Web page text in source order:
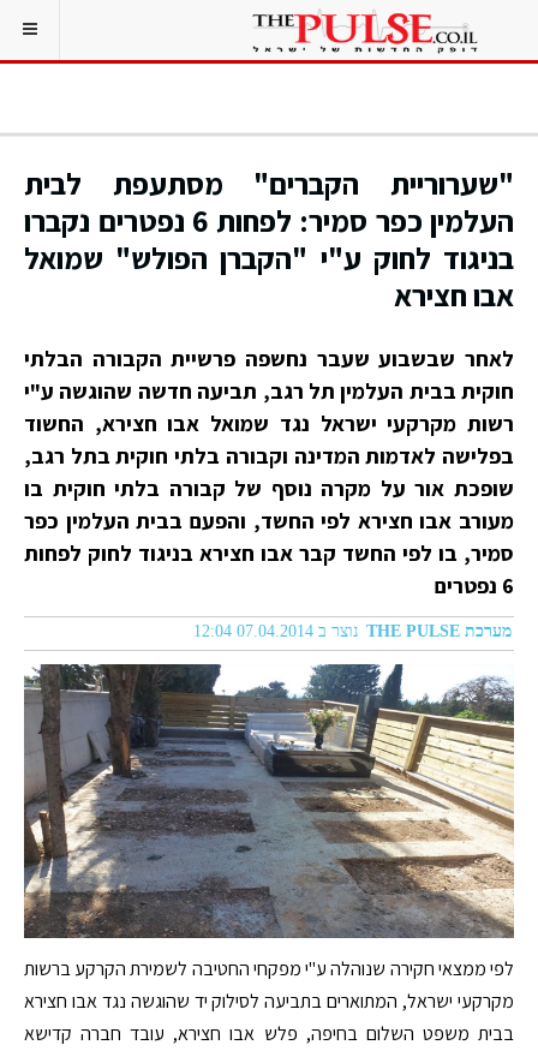
"שערוריית הקברים" מסתעפת לבית
העלמין כפר סמיר: לפחות 6 נפטרים נקברו
בניגוד לחוק ע"י "הקברן הפולש" שמואל
אבו חצירא
לאחר שבשבוע שעבר נחשפה פרשיית הקבורה הבלתי
חוקית בבית העלמין תל רגב, תביעה חדשה שהוגשה ע"י
רשות מקרקעי ישראל נגד שמואל אבו חצירא, החשוד
בפלישה לאדמות המדינה וקבורה בלתי חוקית בתל רגב,
שופכת אור על מקרה נוסף של קבורה בלתי חוקית בו
מעורב אבו חצירא לפי החשד, והפעם בבית העלמין כפר
סמיר, בו לפי החשד קבר אבו חצירא בניגוד לחוק לפחות
6 נפטרים
מערכת THE PULSE נוצר ב 07.04.2014 12:04
לפי ממצאי חקירה שנוהלה ע"י מפקחי החטיבה לשמירת הקרקע ברשות
מקרקעי ישראל, המתוארים בתביעה לסילוק יד שהוגשה נגד אבו חצירא
בבית משפט השלום בחיפה, פלש אבו חצירא, עובד חברה קדישא